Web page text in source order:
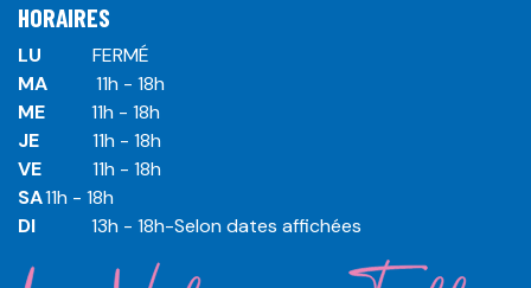
HORAIRES
LU
​ ​FERMÉ
MA
​11h - 18h
ME
​11h - 18h
JE
​​11h - 18h
VE
​​​11h - 18h
SA​​​11h - 18h
DI
​​​ 13h - 18h-Selon dates affichées